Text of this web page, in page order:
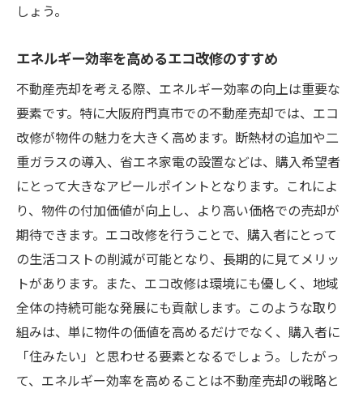
しょう。
エネルギー効率を高めるエコ改修のすすめ
不動産売却を考える際、エネルギー効率の向上は重要な
要素です。特に大阪府門真市での不動産売却では、エコ
改修が物件の魅力を大きく高めます。断熱材の追加や二
重ガラスの導入、省エネ家電の設置などは、購入希望者
にとって大きなアピールポイントとなります。これによ
り、物件の付加価値が向上し、より高い価格での売却が
期待できます。エコ改修を行うことで、購入者にとって
の生活コストの削減が可能となり、長期的に見てメリッ
トがあります。また、エコ改修は環境にも優しく、地域
全体の持続可能な発展にも貢献します。このような取り
組みは、単に物件の価値を高めるだけでなく、購入者に
「住みたい」と思わせる要素となるでしょう。したがっ
て、エネルギー効率を高めることは不動産売却の戦略と